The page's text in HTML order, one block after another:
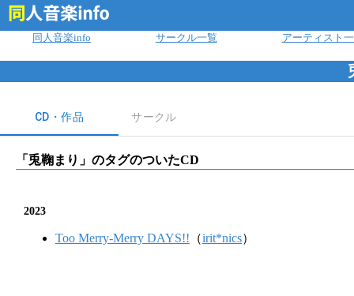
同人音楽info サークル一覧 アーティスト
CD・作品 サークル
「 兎鞠まり 」のタグのついたCD
2023
Too Merry-Merry DAYS!! （irit*nics）